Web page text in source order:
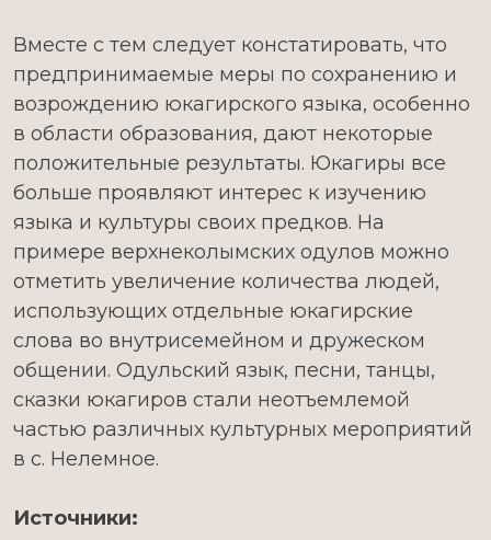
Вместе с тем следует констатировать, что
предпринимаемые меры по сохранению и
возрождению юкагирского языка, особенно
в области образования, дают некоторые
положительные результаты. Юкагиры все
больше проявляют интерес к изучению
языка и культуры своих предков. На
примере верхнеколымских одулов можно
отметить увеличение количества людей,
использующих отдельные юкагирские
слова во внутрисемейном и дружеском
общении. Одульский язык, песни, танцы,
сказки юкагиров стали неотъемлемой
частью различных культурных мероприятий
в с. Нелемное.
Источники: